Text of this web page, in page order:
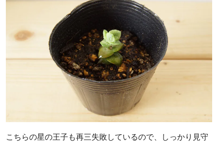
こちらの星の王子も再三失敗しているので、しっかり見守